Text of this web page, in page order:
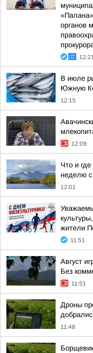
органов
В июле
Южную
12:15
12:09
Что и
неделю с
12:01
жители
11:51
Август
Без
11:51
Дроны
11:48